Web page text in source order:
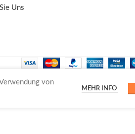
Uns
von
MEHR INFO